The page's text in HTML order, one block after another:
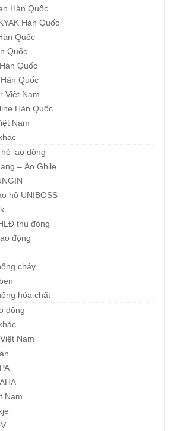
Hàn Quốc
Hàn Quốc
Quốc
Quốc
Quốc
Quốc
Việt Nam
Hàn Quốc
Nam
lao động
– Áo Ghile
hộ UNIBOSS
thu đông
động
cháy
hóa chất
động
Nam
Nam